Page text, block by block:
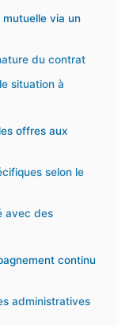
via un
du contrat
situation à
offres aux
selon le
avec des
continu
administratives